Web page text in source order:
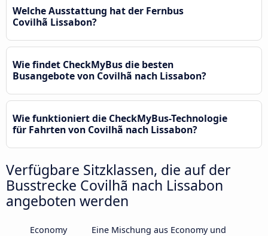
Welche Ausstattung hat der Fernbus
Covilhã Lissabon?
Wie findet CheckMyBus die besten
Busangebote von Covilhã nach Lissabon?
Wie funktioniert die CheckMyBus-Technologie
für Fahrten von Covilhã nach Lissabon?
Verfügbare Sitzklassen, die auf der
Busstrecke Covilhã nach Lissabon
angeboten werden
Economy
Eine Mischung aus Economy und